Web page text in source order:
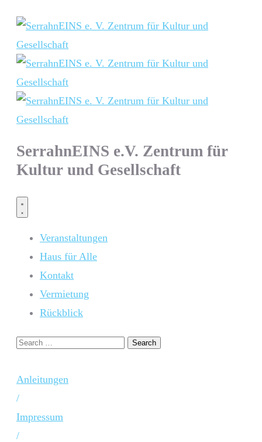
SerrahnEINS e.V. Zentrum für
Kultur und Gesellschaft
Veranstaltungen
Haus für Alle
Kontakt
Vermietung
Rückblick
Anleitungen
/
Impressum
/